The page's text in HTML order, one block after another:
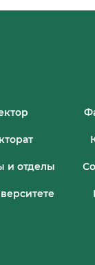
и отделы